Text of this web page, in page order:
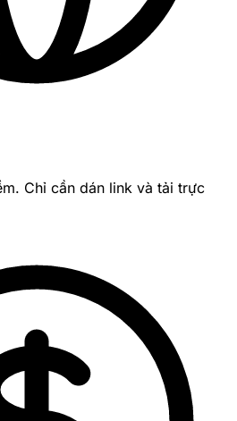
Chỉ cần dán link và tải trực